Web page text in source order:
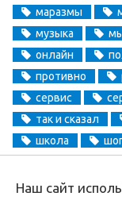
маразмы
музыка
онлайн
противно
сервис
так и сказал
школа
Наш сайт